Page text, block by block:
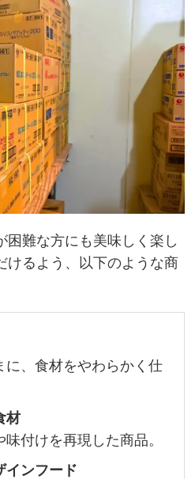
困難な方にも美味しく楽し
けるよう、以下のような商
に、食材をやわらかく仕
材
付けを再現した商品。
インフード